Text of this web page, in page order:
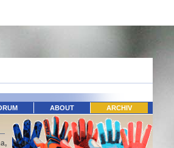
ABOUT ARCHIV